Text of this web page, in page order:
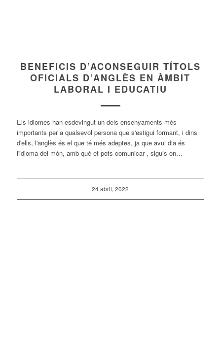
BENEFICIS D’ACONSEGUIR TÍTOLS
OFICIALS D’ANGLÈS EN ÀMBIT
LABORAL I EDUCATIU
Els idiomes han esdevingut un dels ensenyaments més
importants per a qualsevol persona que s'estigui formant, i dins
d'ells, l'anglès és el que té més adeptes, ja que avui dia és
l'idioma del món, amb què et pots comunicar , siguis on…
24 abril, 2022